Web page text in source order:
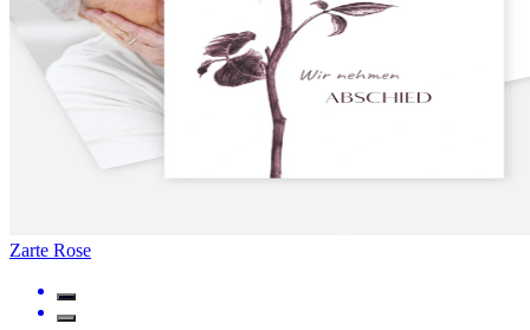
Zarte Rose